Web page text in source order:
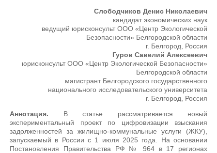
Слободчиков Денис Николаевич
кандидат экономических наук
ведущий юрисконсульт ООО «Центр Экологической
Безопасности» Белгородской области
г. Белгород, Россия
Гуров Савелий Алексеевич
юрисконсульт ООО «Центр Экологической Безопасности»
Белгородской области
магистрант Белгородского государственного
национального исследовательского университета
г. Белгород, Россия
Аннотация. В статье рассматривается новый
экспериментальный проект по цифровизации взыскания
задолженностей за жилищно-коммунальные услуги (ЖКУ),
запускаемый в России с 1 июля 2025 года. На основании
Постановления Правительства РФ № 964 в 17 регионах